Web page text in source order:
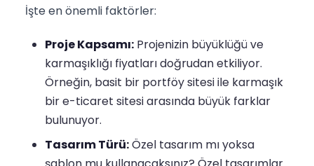
İşte en önemli faktörler:
Proje Kapsamı: Projenizin büyüklüğü ve
karmaşıklığı fiyatları doğrudan etkiliyor.
Örneğin, basit bir portföy sitesi ile karmaşık
bir e-ticaret sitesi arasında büyük farklar
bulunuyor.
Tasarım Türü:Özel tasarım mı yoksa